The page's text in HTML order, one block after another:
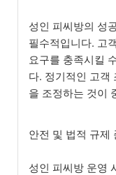
성인 피씨방의 성
필수적입니다. 고
요구를 충족시킬
다. 정기적인 고객
을 조정하는 것이
안전 및 법적 규제
성인 피씨방 운영